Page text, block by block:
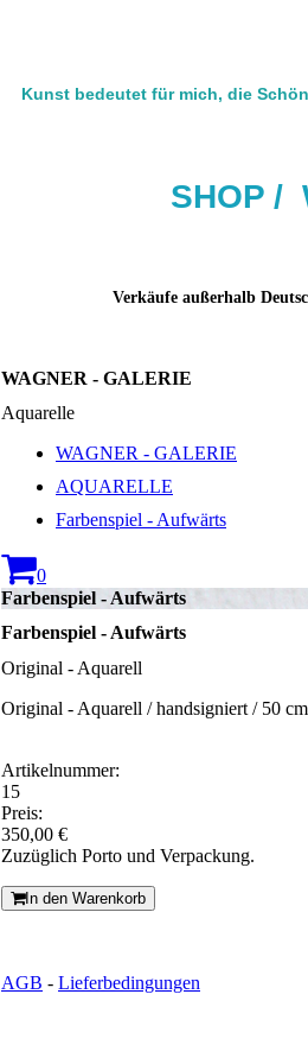
Kunst bedeutet für mich, die
SHOP /
Verkäufe außerhalb
WAGNER - GALERIE
Aquarelle
WAGNER - GALERIE
AQUARELLE
Farbenspiel - Aufwärts
0
Farbenspiel - Aufwärts
Farbenspiel - Aufwärts
Original - Aquarell
Original - Aquarell / handsigniert / 50
Artikelnummer:
15
Preis:
350,00 €
Zuzüglich Porto und Verpackung.
In den Warenkorb
AGB - Lieferbedingungen